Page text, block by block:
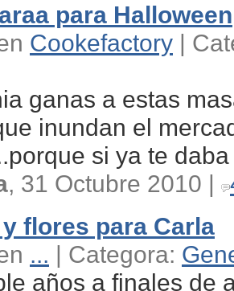
para Halloween
Cookefactory |
ganas a estas
inundan el
si ya te
, 31 Octubre 2010 |
flores para Carla
... | Categora:
años a finales de